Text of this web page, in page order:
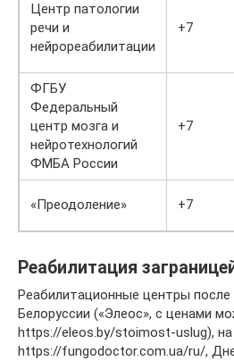
Центр патологии
речи и
нейрореабилитации
+7
ФГБУ
Федеральный
центр мозга и
нейротехнологий
ФМБА России
+7
«Преодоление» +7
Реабилитация
Реабилитационные центры после
Белоруссии («Элеос», с ценами
https://eleos.by/stoimost-uslug), на
https://fungodoctor.com.ua/ru/,